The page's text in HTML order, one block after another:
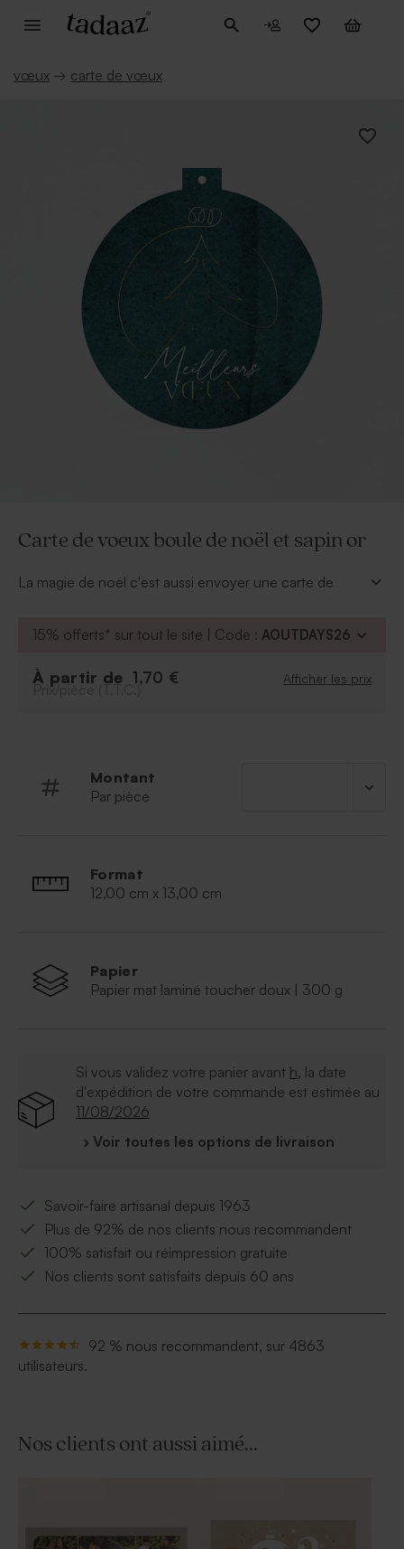
vœux → carte de vœux
Carte de voeux boule de noël et sapin or
La magie de noël c'est aussi envoyer une carte de
À personnaliser :
Texte
15% offerts* sur tout le site | Code : AOUTDAYS26
À partir de 1,70 € Afficher les prix
Prix/pièce (T.T.C.)
Montant
Par pièce
Format
12,00 cm x 13,00 cm
Papier
Papier mat laminé toucher doux | 300 g
Si vous validez votre panier avant h, la date
d'expédition de votre commande est estimée au
11/08/2026
› Voir toutes les options de livraison
Savoir-faire artisanal depuis 1963
Plus de 92% de nos clients nous recommandent
100% satisfait ou réimpression gratuite
Nos clients sont satisfaits depuis 60 ans
92 % nous recommandent, sur 4863
utilisateurs.
Nos clients ont aussi aimé...